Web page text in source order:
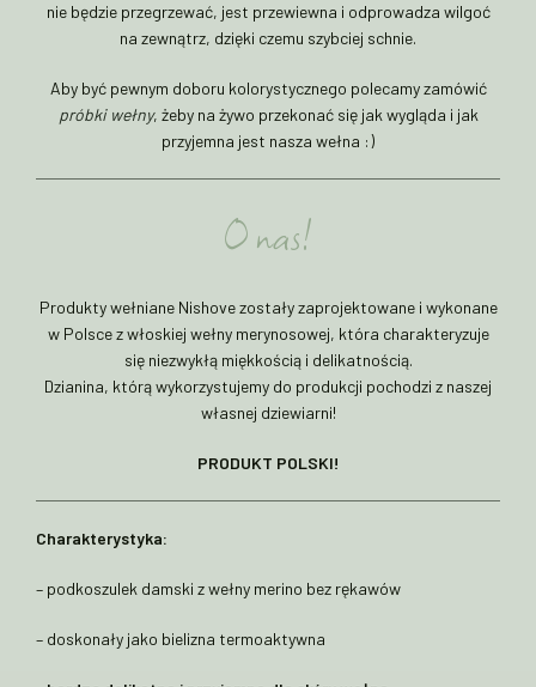
nie będzie przegrzewać, jest przewiewna i odprowadza wilgoć
na zewnątrz, dzięki czemu szybciej schnie.
Aby być pewnym doboru kolorystycznego polecamy zamówić
próbki wełny, żeby na żywo przekonać się jak wygląda i jak
przyjemna jest nasza wełna :)
O nas!
Produkty wełniane Nishove zostały zaprojektowane i wykonane
w Polsce z włoskiej wełny merynosowej, która charakteryzuje
się niezwykłą miękkością i delikatnością.
Dzianina, którą wykorzystujemy do produkcji pochodzi z naszej
własnej dziewiarni!
PRODUKT POLSKI!
Charakterystyka:
– podkoszulek damski z wełny merino bez rękawów
– doskonały jako bielizna termoaktywna